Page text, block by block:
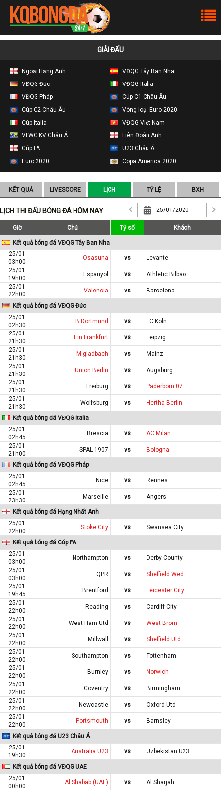
GIẢI ĐẤU
Ngoại Hạng Anh
VĐQG Tây Ban Nha
VĐQG Đức
VĐQG Italia
VĐQG Pháp
Cúp C1 Châu Âu
Cúp C2 Châu Âu
Vòng loại Euro 2020
Cúp Italia
VĐQG Việt Nam
VLWC KV Châu Á
Liên Đoàn Anh
Cúp FA
U23 Châu Á
Euro 2020
Copa America 2020
KẾT QUẢ LIVESCORE LỊCH TỶ LỆ BXH
LỊCH THI ĐẤU BÓNG ĐÁ HÔM NAY
Giờ Chủ Tỷ số Khách
Kết quả bóng đá VĐQG Tây Ban Nha
25/01
03h00
Osasuna vs
Levante
25/01
19h00
Espanyol vs
Athletic Bilbao
25/01
22h00
Valencia vs Barcelona
Kết quả bóng đá VĐQG Đức
25/01
02h30
B.Dortmund vs
FC Koln
25/01
21h30
Ein.Frankfurt vs
Leipzig
25/01
21h30
M.gladbach vs
Mainz
25/01
21h30
Union Berlin vs
Augsburg
25/01
21h30
Freiburg vs
Paderborn 07
25/01
21h30
Wolfsburg vs Hertha Berlin
Kết quả bóng đá VĐQG Italia
25/01
02h45
Brescia vs
AC Milan
25/01
21h00
SPAL 1907 vs Bologna
Kết quả bóng đá VĐQG Pháp
25/01
02h45
Nice vs
Rennes
25/01
23h30
Marseille vs Angers
Kết quả bóng đá Hạng Nhất Anh
25/01
22h00
Stoke City vs Swansea City
Kết quả bóng đá Cúp FA
25/01
03h00
Northampton vs
Derby County
25/01
03h00
QPR vs
Sheffield Wed.
25/01
19h45
Brentford vs
Leicester City
25/01
22h00
Reading vs
Cardiff City
25/01
22h00
West Ham Utd vs
West Brom
25/01
22h00
Millwall vs
Sheffield Utd
25/01
22h00
Southampton vs
Tottenham
25/01
22h00
Burnley vs
Norwich
25/01
22h00
Coventry vs
Birmingham
25/01
22h00
Newcastle vs
Oxford Utd
25/01
22h00
Portsmouth vs Barnsley
Kết quả bóng đá U23 Châu Á
25/01
19h30
Australia U23 vs Uzbekistan U23
Kết quả bóng đá VĐQG UAE
25/01
00h00
Al Shabab (UAE) vs Al Sharjah